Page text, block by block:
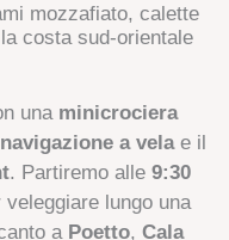
mozzafiato, calette
costa sud-orientale
una minicrociera
navigazione a velae il
. Partiremo alle 9:30
veleggiare lungo una
a Poetto, Cala